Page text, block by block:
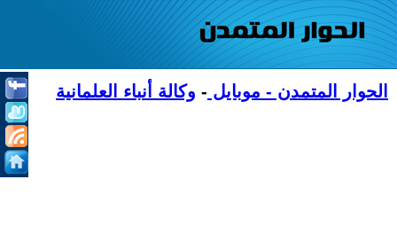
الحوار المتمدن - موبايل - وكالة أنباء العلمانية